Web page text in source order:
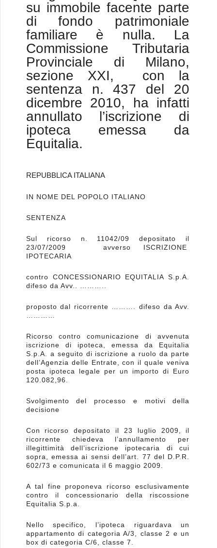
su immobile facente parte
di fondo patrimoniale
familiare è nulla. La
Commissione Tributaria
Provinciale di Milano,
sezione XXI, con la
sentenza n. 437 del 20
dicembre 2010, ha infatti
annullato l’iscrizione di
ipoteca emessa da
Equitalia.
REPUBBLICA ITALIANA
IN NOME DEL POPOLO ITALIANO
SENTENZA
Sul ricorso n. 11042/09 depositato il
23/07/2009 avverso ISCRIZIONE
IPOTECARIA
contro CONCESSIONARIO EQUITALIA S.p.A.
difeso da Avv.. ………..
proposto dal ricorrente ………. difeso da Avv.
Ricorso contro comunicazione di avvenuta
iscrizione di ipoteca, emessa da Equitalia
S.p.A. a seguito di iscrizione a ruolo da parte
dell’Agenzia delle Entrate, con il quale veniva
posta ipoteca legale per un importo di Euro
120.082,96.
Svolgimento del processo e motivi della
decisione
Con ricorso depositato il 23 luglio 2009, il
ricorrente chiedeva l’annullamento per
illegittimità dell’iscrizione ipotecaria di cui
sopra, emessa ai sensi dell’art. 77 del D.P.R.
602/73 e comunicata il 6 maggio 2009.
A tal fine proponeva ricorso esclusivamente
contro il concessionario della riscossione
Equitalia S.p.a.
Nello specifico, l’ipoteca riguardava un
appartamento di categoria A/3, classe 2 e un
box di categoria C/6, classe 7.